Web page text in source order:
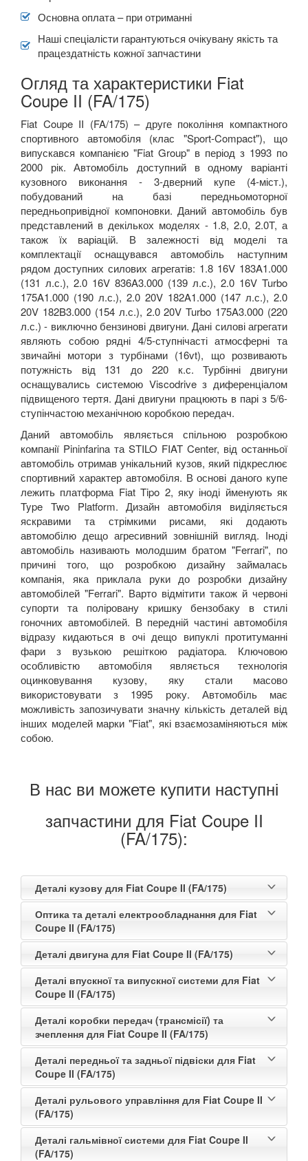
VOLVO
В наявності! keyboard_arrow_down
Основна оплата – при отриманні
Наші спеціалісти гарантуються очікувану якість та
працездатність кожної запчастини
Огляд та характеристики Fiat
Coupe II (FA/175)
Fiat Coupe II (FA/175) – друге покоління компактного
спортивного автомобіля (клас "Sport-Compact"), що
випускався компанією "Fiat Group" в період з 1993 по
2000 рік. Автомобіль доступний в одному варіанті
кузовного виконання - 3-дверний купе (4-міст.),
побудований на базі передньомоторної
передньопривідної компоновки. Даний автомобіль був
представлений в декількох моделях - 1.8, 2.0, 2.0T, а
також їх варіацій. В залежності від моделі та
комплектації оснащувався автомобіль наступним
рядом доступних силових агрегатів: 1.8 16V 183A1.000
(131 л.с.), 2.0 16V 836A3.000 (139 л.с.), 2.0 16V Turbo
175A1.000 (190 л.с.), 2.0 20V 182A1.000 (147 л.с.), 2.0
20V 182B3.000 (154 л.с.), 2.0 20V Turbo 175A3.000 (220
л.с.) - виключно бензинові двигуни. Дані силові агрегати
являють собою рядні 4/5-ступнічасті атмосферні та
звичайні мотори з турбінами (16vt), що розвивають
потужність від 131 до 220 к.с. Турбінні двигуни
оснащувались системою Viscodrive з диференціалом
підвищеного тертя. Дані двигуни працюють в парі з 5/6-
ступінчастою механічною коробкою передач.
Даний автомобіль являється спільною розробкою
компанії Pininfarina та STILO FIAT Center, від останньої
автомобіль отримав унікальний кузов, який підкреслює
спортивний характер автомобіля. В основі даного купе
лежить платформа Fiat Tipo 2, яку іноді йменують як
Type Two Platform. Дизайн автомобіля виділяється
яскравими та стрімкими рисами, які додають
автомобілю дещо агресивний зовнішній вигляд. Іноді
автомобіль називають молодшим братом "Ferrari", по
причині того, що розробкою дизайну займалась
компанія, яка приклала руки до розробки дизайну
автомобілей "Ferrari". Варто відмітити також й червоні
супорти та поліровану кришку бензобаку в стилі
гоночних автомобілей. В передній частині автомобіля
відразу кидаються в очі дещо випуклі протитуманні
фари з вузькою решіткою радіатора. Ключовою
особливістю автомобіля являється технологія
оцинковування кузову, яку стали масово
використовувати з 1995 року. Автомобіль має
можливість запозичувати значну кількість деталей від
інших моделей марки "Fiat", які взаємозаміняються між
собою.
В нас ви можете купити наступні
запчастини для Fiat Coupe II
(FA/175):
Деталі кузову для Fiat Coupe II (FA/175)
Оптика та деталі електрообладнання для Fiat
Coupe II (FA/175)
Деталі двигуна для Fiat Coupe II (FA/175)
Деталі впускної та випускної системи для Fiat
Coupe II (FA/175)
Деталі коробки передач (трансмісії) та
зчеплення для Fiat Coupe II (FA/175)
Деталі передньої та задньої підвіски для Fiat
Coupe II (FA/175)
Деталі рульового управління для Fiat Coupe II
(FA/175)
Деталі гальмівної системи для Fiat Coupe II
(FA/175)